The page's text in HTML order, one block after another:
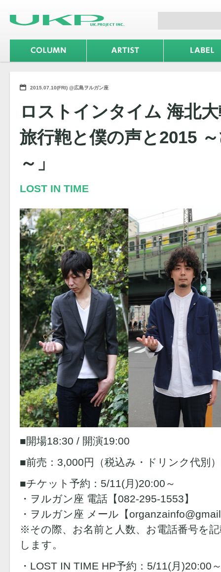
2015.07.10(FRI) @広島ヲルガン座
ロストインタイム 海北
旅行鞄と僕の声と2015
～」
LOST IN TIME
■開場18:30 / 開演19:00
■前売：3,000円（税込み・ドリンク代別）
■チケット予約：5/11(月)20:00～
・ヲルガン座 電話【082-295-1553】
・ヲルガン座 メール【
※その際、お名前と人数、お電話番号を
します。
・LOST IN TIME HP予約：5/11(月)20:00